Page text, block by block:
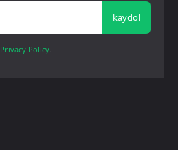
kaydol
Privacy Policy